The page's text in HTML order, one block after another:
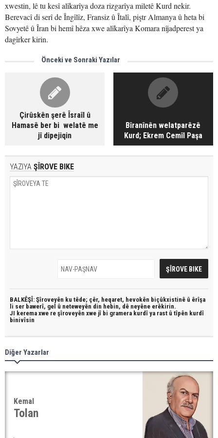
xwestin, lê tu kesî alîkarîya doza rizgarîya miletê Kurd nekir.
Berevacî di serî de Îngîlîz, Fransiz û Îtalî, piştr Almanya û heta bi
Sovyetê û Îran bi hemî hêza xwe alîkarîya Komara nîjadperest ya
dagîrker kirin.
Önceki ve Sonraki Yazılar
Çirûskên şerê Îsraîl û
Hamasê ber bi welatê me
jî dipejiqin
Bîranînên welatparêzê
Kurd; Ekrem Cemîl Paşa
YAZIYA ŞÎROVE BIKE
BALKÊŞÎ: Şîroveyên ku têde; çêr, heqaret, hevokên biçûkxistinê û êrîşa
li ser bawerî, gel û neteweyên din hebin, dê neyêne erêkirin.
JI kerema xwe re şîroveyên xwe jî bi gramera kurdî ya rast û tîpên kurdî
binivîsin
Diğer Yazarlar
Kemal
Tolan